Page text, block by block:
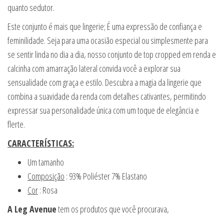
quanto sedutor.
Este conjunto é mais que lingerie; É uma expressão de confiança e
feminilidade. Seja para uma ocasião especial ou simplesmente para
se sentir linda no dia a dia, nosso conjunto de top cropped em renda e
calcinha com amarração lateral convida você a explorar sua
sensualidade com graça e estilo. Descubra a magia da lingerie que
combina a suavidade da renda com detalhes cativantes, permitindo
expressar sua personalidade única com um toque de elegância e
flerte.
CARACTERÍSTICAS:
Um tamanho
Composição : 93% Poliéster 7% Elastano
Cor: Rosa
A Leg Avenuetem os produtos que você procurava,